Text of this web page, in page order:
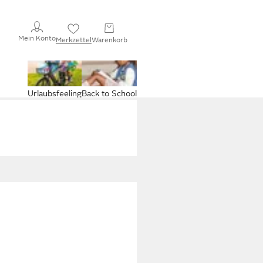
Mein KontoMerkzettelWarenkorb
Back to School
Urlaubsfeeling